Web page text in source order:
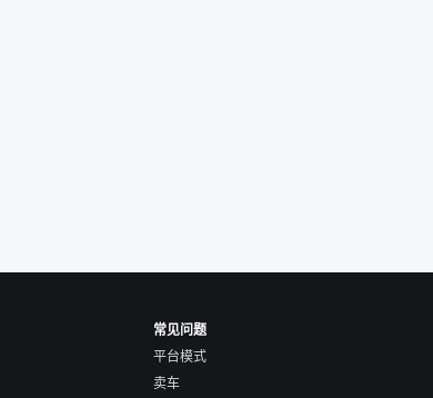
常见问题
平台模式
卖车